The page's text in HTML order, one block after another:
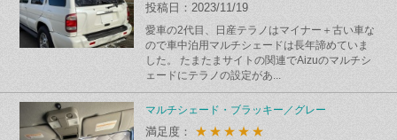
投稿日：2023/11/19
愛車の2代目、日産テラノはマイナー＋古い車な
ので車中泊用マルチシェードは長年諦めていま
した。 たまたまサイトの関連でAizuのマルチシ
ェードにテラノの設定があ...
マルチシェード・ブラッキー／グレー
満足度： ★★★★★